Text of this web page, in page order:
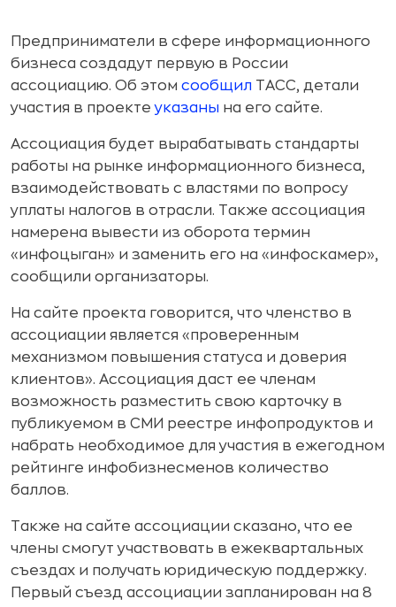
Предприниматели в сфере информационного
бизнеса создадут первую в России
ассоциацию. Об этом сообщил ТАСС, детали
участия в проектеуказаны на его сайте.
Ассоциация будет вырабатывать стандарты
работы на рынке информационного бизнеса,
взаимодействовать с властями по вопросу
уплаты налогов в отрасли. Также ассоциация
намерена вывести из оборота термин
«инфоцыган» и заменить его на «инфоскамер»,
сообщили организаторы.
На сайте проекта говорится, что членство в
ассоциации является «проверенным
механизмом повышения статуса и доверия
клиентов». Ассоциация даст ее членам
возможность разместить свою карточку в
публикуемом в СМИ реестре инфопродуктов и
набрать необходимое для участия в ежегодном
рейтинге инфобизнесменов количество
баллов.
Также на сайте ассоциации сказано, что ее
члены смогут участвовать в ежеквартальных
съездах и получать юридическую поддержку.
Первый съезд ассоциации запланирован на 8